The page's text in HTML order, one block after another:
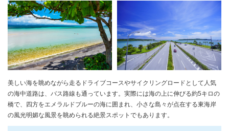
美しい海を眺めながら走るドライブコースやサイクリングロードとして人気
の海中道路は、バス路線も通っています。実際には海の上に伸びる約5キロの
橋で、四方をエメラルドブルーの海に囲まれ、小さな島々が点在する東海岸
の風光明媚な風景を眺められる絶景スポットでもあります。